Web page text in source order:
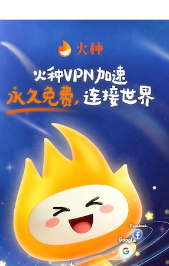
支持 [0] 反对 [0]
支持
旋风加速度器
快连加速器
民彩票
全民彩票app下载安装安卓
app下载大全 703彩票娱乐平台